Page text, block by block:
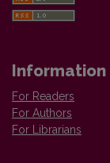
Information
For Readers
For Authors
For Librarians